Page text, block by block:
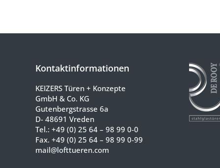
Kontaktinformationen
KEIZERS Türen + Konzepte
GmbH & Co. KG
Gutenbergstrasse 6a
D- 48691 Vreden
Tel.: +49 (0) 25 64 – 98 99 0-0
Fax. +49 (0) 25 64 – 98 99 0-99
mail@lofttueren.com